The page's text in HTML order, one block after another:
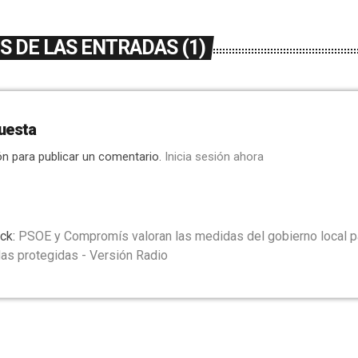
DE LAS ENTRADAS (1)
para publicar un comentario. Inicia sesión ahora
PSOE y Compromís valoran las medidas del gobierno local
protegidas - Versión Radio